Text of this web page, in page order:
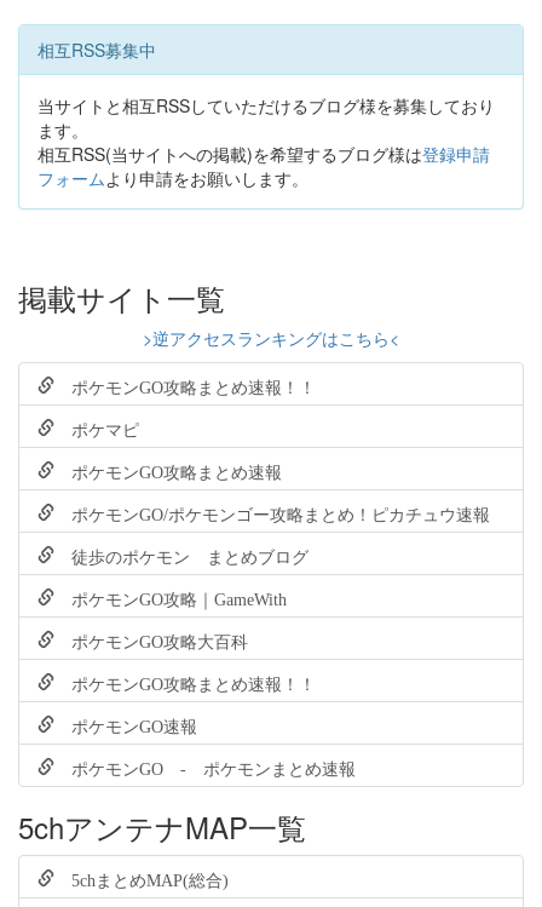
相互RSS募集中
当サイトと相互RSSしていただけるブログ様を募集しており
ます。
相互RSS(当サイトへの掲載)を希望するブログ様は登録申請
フォームより申請をお願いします。
掲載サイト一覧
>逆アクセスランキングはこちら<
ポケモンGO攻略まとめ速報！！
ポケマピ
ポケモンGO攻略まとめ速報
ポケモンGO/ポケモンゴー攻略まとめ！ピカチュウ速報
徒歩のポケモン まとめブログ
ポケモンGO攻略｜GameWith
ポケモンGO攻略大百科
ポケモンGO攻略まとめ速報！！
ポケモンGO速報
ポケモンGO - ポケモンまとめ速報
5chアンテナMAP一覧
5chまとめMAP(総合)